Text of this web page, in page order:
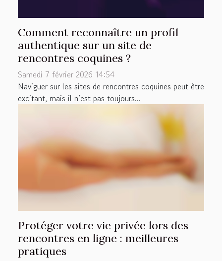
Comment reconnaître un profil
authentique sur un site de
rencontres coquines ?
Samedi 7 février 2026 14:54
Naviguer sur les sites de rencontres coquines peut être
excitant, mais il n’est pas toujours...
Protéger votre vie privée lors des
rencontres en ligne : meilleures
pratiques